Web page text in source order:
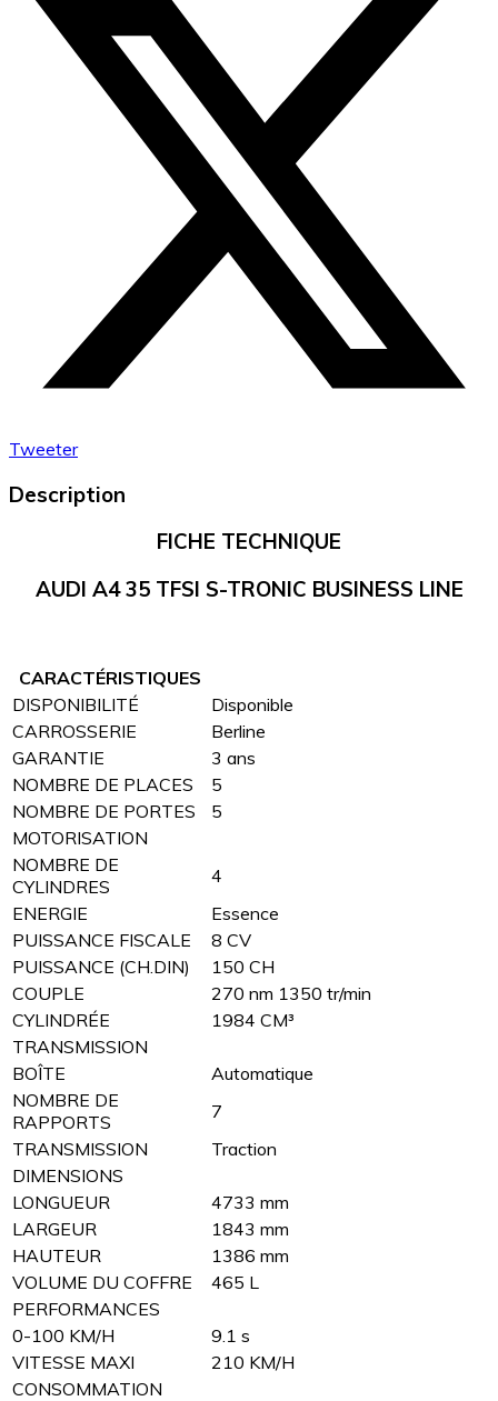
Tweeter
Description
FICHE TECHNIQUE
AUDI A4 35 TFSI S-TRONIC BUSINESS LINE
CARACTÉRISTIQUES
DISPONIBILITÉ
Disponible
CARROSSERIE
Berline
GARANTIE
3 ans
NOMBRE DE PLACES
5
NOMBRE DE PORTES
5
MOTORISATION
NOMBRE DE
CYLINDRES
4
ENERGIE
Essence
PUISSANCE FISCALE
8 CV
PUISSANCE (CH.DIN)
150 CH
COUPLE
270 nm 1350 tr/min
CYLINDRÉE
1984 CM³
TRANSMISSION
BOÎTE
Automatique
NOMBRE DE
RAPPORTS
7
TRANSMISSION
Traction
DIMENSIONS
LONGUEUR
4733 mm
LARGEUR
1843 mm
HAUTEUR
1386 mm
VOLUME DU COFFRE
465 L
PERFORMANCES
0-100 KM/H
9.1 s
VITESSE MAXI
210 KM/H
CONSOMMATION